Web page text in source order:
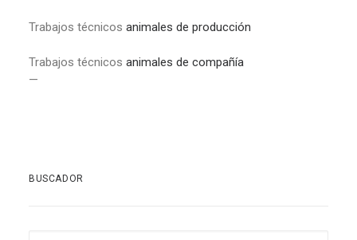
Trabajos técnicos animales de producción
Trabajos técnicos animales de compañía
—
BUSCADOR